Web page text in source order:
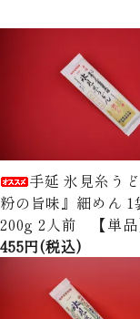
手延 氷見糸う
粉の旨味』細めん 1
200g 2人前 【単品
455円(税込)